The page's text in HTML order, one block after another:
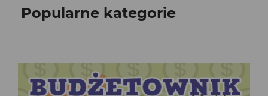
Popularne kategorie